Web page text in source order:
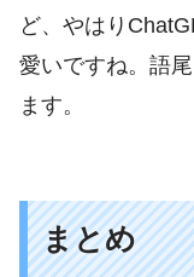
ど、やはり
愛いですね。語
ます。
まとめ